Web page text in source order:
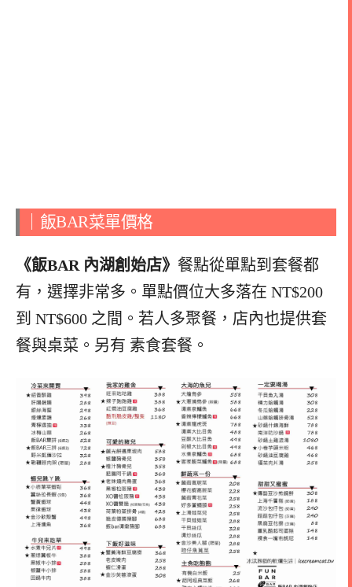
｜飯BAR菜單價格
《飯BAR 內湖創始店》 餐點從單點到套餐都
有，選擇非常多。單點價位大多落在 NT$200
到 NT$600 之間。若人多聚餐，店內也提供套
餐與桌菜。另有 素食套餐。